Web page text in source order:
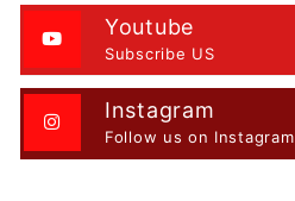
Youtube
Subscribe US
Instagram
Follow us on Instagram